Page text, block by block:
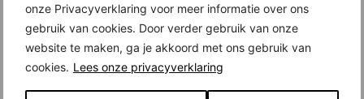
onze Privacyverklaring voor meer informatie over ons
gebruik van cookies. Door verder gebruik van onze
website te maken, ga je akkoord met ons gebruik van
cookies. Lees onze privacyverklaring
Vanaf wanneer betaal je
hypotheek bij nieuwbouw?